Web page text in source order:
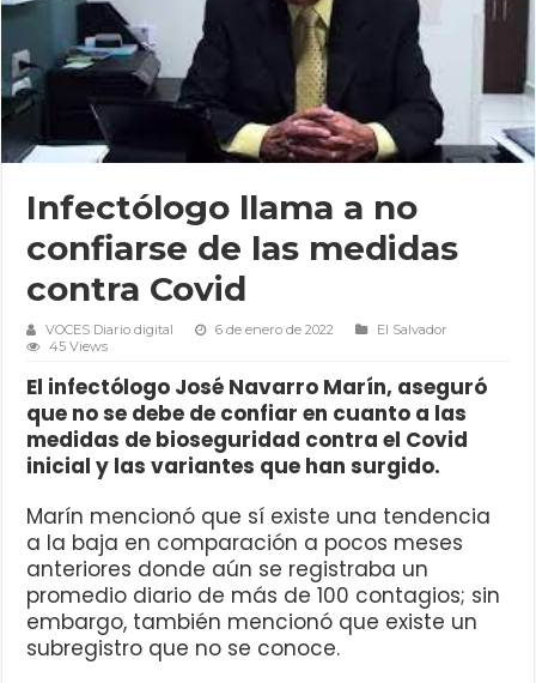
Infectólogo llama a no
confiarse de las medidas
contra Covid
VOCES Diario digital 6 de enero de 2022
El Salvador
45 Views
El infectólogo José Navarro Marín, aseguró
que no se debe de confiar en cuanto a las
medidas de bioseguridad contra el Covid
inicial y las variantes que han surgido.
Marín mencionó que sí existe una tendencia
a la baja en comparación a pocos meses
anteriores donde aún se registraba un
promedio diario de más de 100 contagios; sin
embargo, también mencionó que existe un
subregistro que no se conoce.